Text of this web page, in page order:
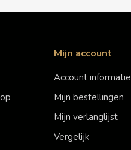
Mijn account
Account informatie
Mijn bestellingen
Mijn verlanglijst
Vergelijk